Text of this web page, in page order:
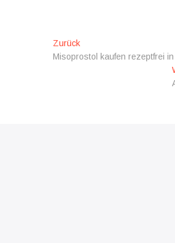
Beitragsnavigation
ZurückVorheriger
Beitrag:
Misoprostol kaufen rezeptfrei